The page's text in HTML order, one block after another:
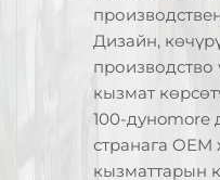
Дизайн,
производство
кызмат
100-дунomore
странага
кызматтарын